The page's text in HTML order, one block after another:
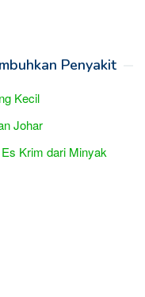
Penyakit
Kecil
Johar
Krim dari Minyak